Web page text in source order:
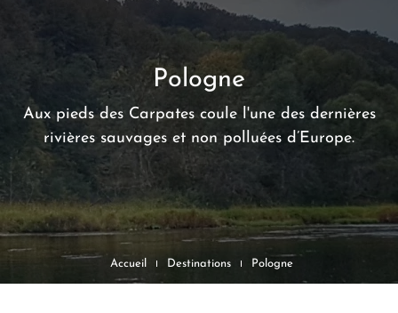
Nos destinations
Nos séjours
Contact
Pologne
Aux pieds des Carpates coule l'une des dernières
rivières sauvages et non polluées d’Europe.
Accueil Destinations Pologne